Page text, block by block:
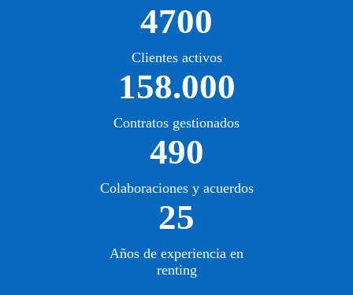
4700
Clientes activos
158.000
Contratos gestionados
490
Colaboraciones y acuerdos
25
Años de experiencia en
renting